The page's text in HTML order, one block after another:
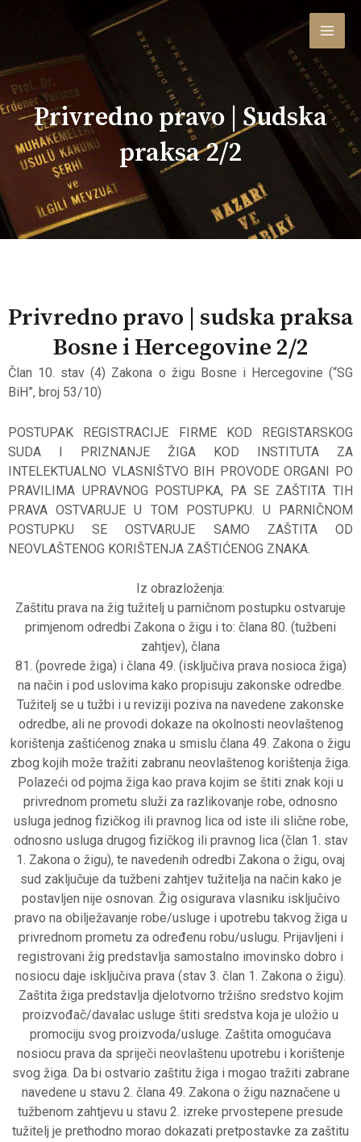
Privredno pravo | Sudska
praksa 2/2
Privredno pravo | sudska praksa
Bosne i Hercegovine 2/2
Član 10. stav (4) Zakona o žigu Bosne i Hercegovine (“SG
BiH”, broj 53/10)
POSTUPAK REGISTRACIJE FIRME KOD REGISTARSKOG
SUDA I PRIZNANJE ŽIGA KOD INSTITUTA ZA
INTELEKTUALNO VLASNIŠTVO BIH PROVODE ORGANI PO
PRAVILIMA UPRAVNOG POSTUPKA, PA SE ZAŠTITA TIH
PRAVA OSTVARUJE U TOM POSTUPKU. U PARNIČNOM
POSTUPKU SE OSTVARUJE SAMO ZAŠTITA OD
NEOVLAŠTENOG KORIŠTENJA ZAŠTIĆENOG ZNAKA.
Iz obrazloženja:
Zaštitu prava na žig tužitelj u parničnom postupku ostvaruje
primjenom odredbi Zakona o žigu i to: člana 80. (tužbeni
zahtjev), člana
81. (povrede žiga) i člana 49. (isključiva prava nosioca žiga)
na način i pod uslovima kako propisuju zakonske odredbe.
Tužitelj se u tužbi i u reviziji poziva na navedene zakonske
odredbe, ali ne provodi dokaze na okolnosti neovlaštenog
korištenja zaštićenog znaka u smislu člana 49. Zakona o žigu
zbog kojih može tražiti zabranu neovlaštenog korištenja žiga.
Polazeći od pojma žiga kao prava kojim se štiti znak koji u
privrednom prometu služi za razlikovanje robe, odnosno
usluga jednog fizičkog ili pravnog lica od iste ili slične robe,
odnosno usluga drugog fizičkog ili pravnog lica (član 1. stav
1. Zakona o žigu), te navedenih odredbi Zakona o žigu, ovaj
sud zaključuje da tužbeni zahtjev tužitelja na način kako je
postavljen nije osnovan. Žig osigurava vlasniku isključivo
pravo na obilježavanje robe/usluge i upotrebu takvog žiga u
privrednom prometu za određenu robu/uslugu. Prijavljeni i
registrovani žig predstavlja samostalno imovinsko dobro i
nosiocu daje isključiva prava (stav 3. član 1. Zakona o žigu).
Zaštita žiga predstavlja djelotvorno tržišno sredstvo kojim
proizvođač/davalac usluge štiti sredstva koja je uložio u
promociju svog proizvoda/usluge. Zaštita omogućava
nosiocu prava da spriječi neovlaštenu upotrebu i korištenje
svog žiga. Da bi ostvario zaštitu žiga i mogao tražiti zabrane
navedene u stavu 2. člana 49. Zakona o žigu naznačene u
tužbenom zahtjevu u stavu 2. izreke prvostepene presude
tužitelj je prethodno morao dokazati pretpostavke za zaštitu